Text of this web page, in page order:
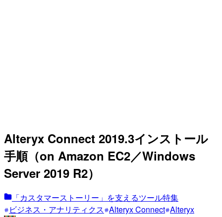
Alteryx Connect 2019.3インストール
手順（on Amazon EC2／Windows
Server 2019 R2）
「カスタマーストーリー」を支えるツール特集
ビジネス・アナリティクス Alteryx Connect Alteryx